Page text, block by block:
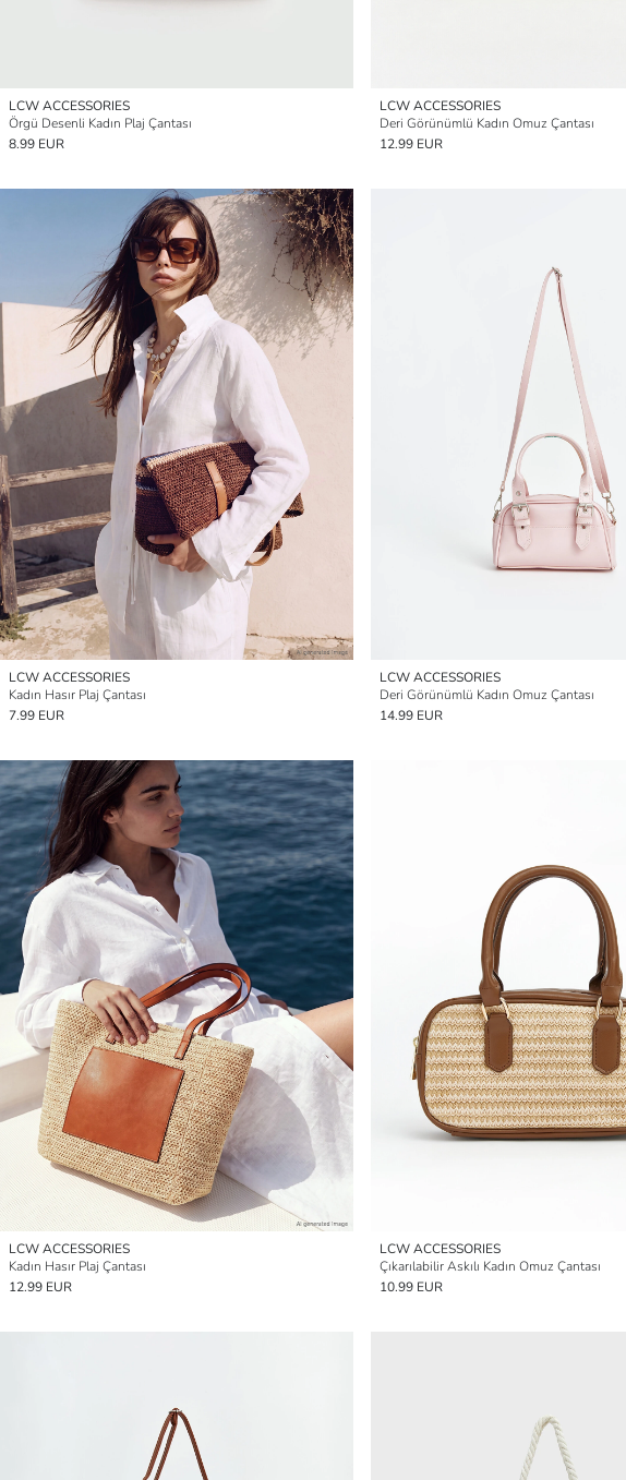
LCW ACCESSORIES
Örgü Desenli Kadın Plaj Çantası
8.99 EUR
LCW ACCESSORIES
Deri Görünümlü Kadın Omuz Çantası
12.99 EUR
LCW ACCESSORIES
Kadın Hasır Plaj Çantası
7.99 EUR
LCW ACCESSORIES
Deri Görünümlü Kadın Omuz Çantası
14.99 EUR
LCW ACCESSORIES
Kadın Hasır Plaj Çantası
12.99 EUR
LCW ACCESSORIES
Çıkarılabilir Askılı Kadın Omuz Çantası
10.99 EUR